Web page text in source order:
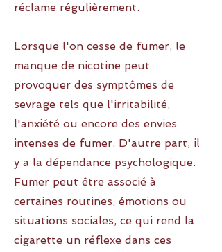
réclame régulièrement.
Lorsque l'on cesse de fumer, le
manque de nicotine peut
provoquer des symptômes de
sevrage tels que l'irritabilité,
l'anxiété ou encore des envies
intenses de fumer. D'autre part, il
y a la dépendance psychologique.
Fumer peut être associé à
certaines routines, émotions ou
situations sociales, ce qui rend la
cigarette un réflexe dans ces